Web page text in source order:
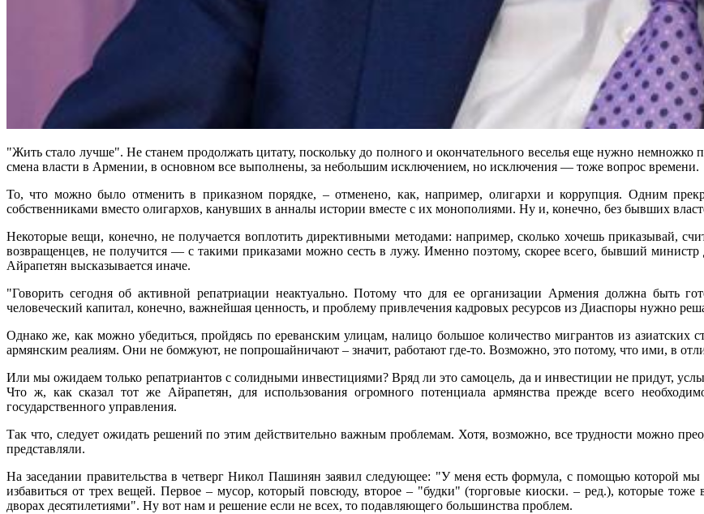
"Жить стало лучше". Не станем продолжать цитату, поскольку до полного и окончательного веселья еще нужно немножко
смена власти в Армении, в основном все выполнены, за небольшим исключением, но исключения — тоже вопрос времени.
То, что можно было отменить в приказном порядке, – отменено, как, например, олигархи и коррупция. Одним
собственниками вместо олигархов, канувших в анналы истории вместе с их монополиями. Ну и, конечно, без бывших
Некоторые вещи, конечно, не получается воплотить директивными методами: например, сколько хочешь приказывай,
возвращенцев, не получится — с такими приказами можно сесть в лужу. Именно поэтому, скорее всего, бывший
Айрапетян высказывается иначе.
"Говорить сегодня об активной репатриации неактуально. Потому что для ее организации Армения должна быть
человеческий капитал, конечно, важнейшая ценность, и проблему привлечения кадровых ресурсов из Диаспоры нужно
Однако же, как можно убедиться, пройдясь по ереванским улицам, налицо большое количество мигрантов из азиатских
армянским реалиям. Они не бомжуют, не попрошайничают – значит, работают где-то. Возможно, это потому, что ими, в
Или мы ожидаем только репатриантов с солидными инвестициями? Вряд ли это самоцель, да и инвестиции не придут,
Что ж, как сказал тот же Айрапетян, для использования огромного потенциала армянства прежде всего
государственного управления.
Так что, следует ожидать решений по этим действительно важным проблемам. Хотя, возможно, все трудности можно
представляли.
На заседании правительства в четверг Никол Пашинян заявил следующее: "У меня есть формула, с помощью которой
избавиться от трех вещей. Первое – мусор, который повсюду, второе – "будки" (торговые киоски. – ред.), которые
дворах десятилетиями". Ну вот нам и решение если не всех, то подавляющего большинства проблем.